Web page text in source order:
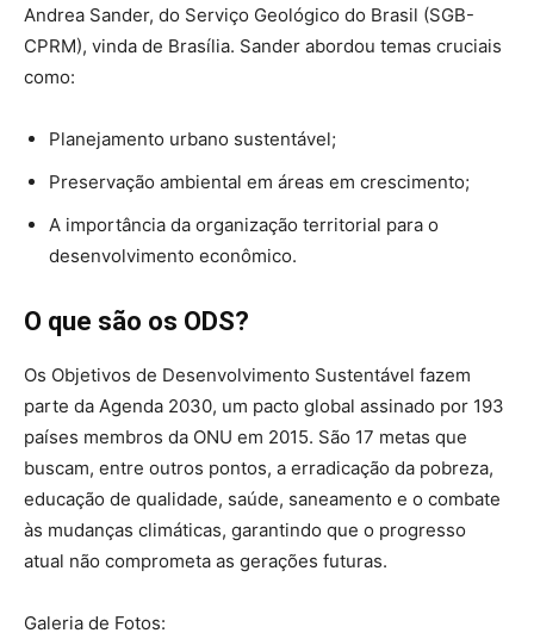
Andrea Sander, do Serviço Geológico do Brasil (SGB-
CPRM), vinda de Brasília. Sander abordou temas cruciais
como:
Planejamento urbano sustentável;
Preservação ambiental em áreas em crescimento;
A importância da organização territorial para o
desenvolvimento econômico.
O que são os ODS?
Os Objetivos de Desenvolvimento Sustentável fazem
parte da Agenda 2030, um pacto global assinado por 193
países membros da ONU em 2015. São 17 metas que
buscam, entre outros pontos, a erradicação da pobreza,
educação de qualidade, saúde, saneamento e o combate
às mudanças climáticas, garantindo que o progresso
atual não comprometa as gerações futuras.
Galeria de Fotos: